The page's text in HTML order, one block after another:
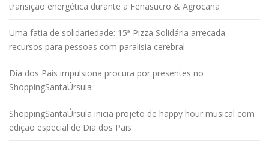
transição energética durante a Fenasucro & Agrocana
Uma fatia de solidariedade: 15ª Pizza Solidária arrecada
recursos para pessoas com paralisia cerebral
Dia dos Pais impulsiona procura por presentes no
ShoppingSantaÚrsula
ShoppingSantaÚrsula inicia projeto de happy hour musical com
edição especial de Dia dos Pais